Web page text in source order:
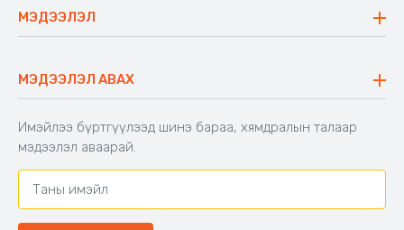
Блог
Сүүдрэвч
Аяны ширээ
Аяны түшлэгтэй сандал
МЭДЭЭЛЭЛ
Буцаалтын журам
Захиалга шалгах
Хамтран ажиллах
Холбоо барих
МЭДЭЭЛЭЛ АВАХ
Имэйлээ бүртгүүлээд шинэ бараа, хямдралын талаар
мэдээлэл аваарай.